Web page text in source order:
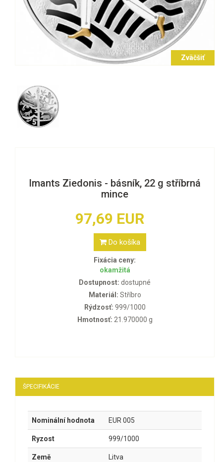
Zväčšiť
Imants Ziedonis - básník, 22 g stříbrná
mince
97,69 EUR
Do košíka
Fixácia ceny:
okamžitá
Dostupnost: dostupné
Materiál: Stříbro
Rýdzosť: 999/1000
Hmotnosť: 21.970000 g
ŠPECIFIKÁCIE
Nominální hodnota EUR 005
Ryzost 999/1000
Země Litva